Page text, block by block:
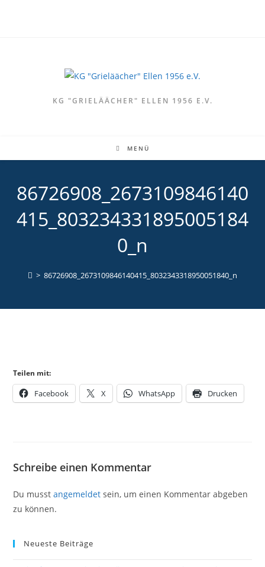
KG "GRIELÄÄCHER" ELLEN 1956 E.V.
MENÜ
86726908_2673109846140
415_803234331895005184
0_n
> 86726908_2673109846140415_8032343318950051840_n
Teilen mit:
Facebook X WhatsApp Drucken
Schreibe einen Kommentar
Du musstangemeldet sein, um einen Kommentar abgeben
zu können.
Neueste Beiträge